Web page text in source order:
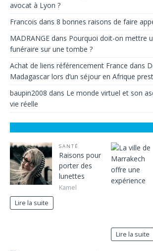
avocat à Lyon ?
Francois dans 8 bonnes raisons de faire
MADRANGE dans Pourquoi doit-on mettre
funéraire sur une tombe ?
Achat de liens référencement France dans
Madagascar lors d’un séjour en Afrique
baupin2008 dans Le monde virtuel et son
vie réelle
SANTÉ
Raisons pour
porter des
lunettes
Kamel
Lire la suite
Lire la suite